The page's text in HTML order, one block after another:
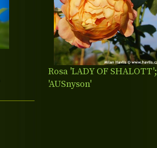
Rosa 'LADY OF SHALOTT';
'AUSnyson'